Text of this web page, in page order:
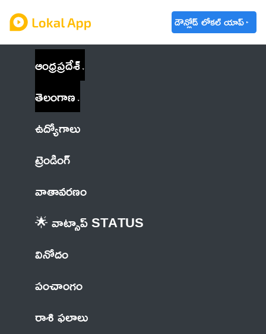
డౌన్లోడ్ లోకల్ యాప్
ఆంధ్రప్రదేశ్
తెలంగాణ
ఉద్యోగాలు
ట్రెండింగ్
వాతావరణం
🌟 వాట్సాప్ STATUS
వినోదం
పంచాంగం
రాశి ఫలాలు